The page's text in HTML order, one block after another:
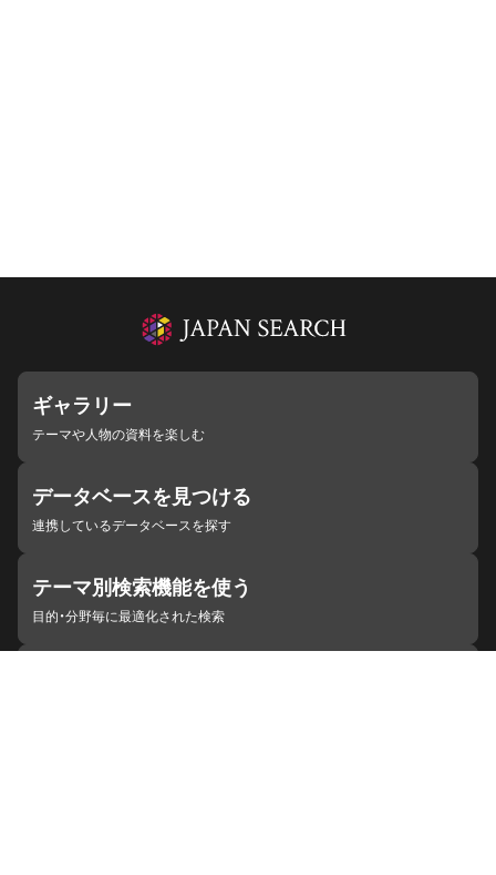
ギャラリー
テーマや人物の資料を楽しむ
データベースを見つける
連携しているデータベースを探す
テーマ別検索機能を使う
目的・分野毎に最適化された検索